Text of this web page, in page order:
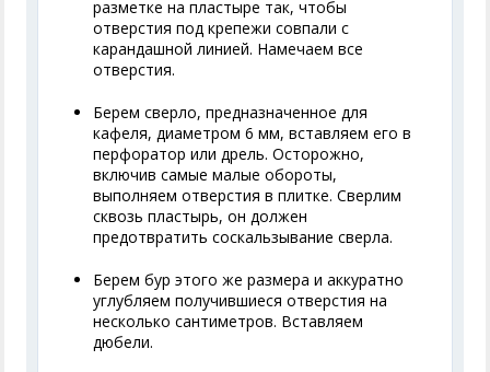
разметке на пластыре так, чтобы
отверстия под крепежи совпали с
карандашной линией. Намечаем все
отверстия.
Берем сверло, предназначенное для
кафеля, диаметром 6 мм, вставляем его в
перфоратор или дрель. Осторожно,
включив самые малые обороты,
выполняем отверстия в плитке. Сверлим
сквозь пластырь, он должен
предотвратить соскальзывание сверла.
Берем бур этого же размера и аккуратно
углубляем получившиеся отверстия на
несколько сантиметров. Вставляем
дюбели.